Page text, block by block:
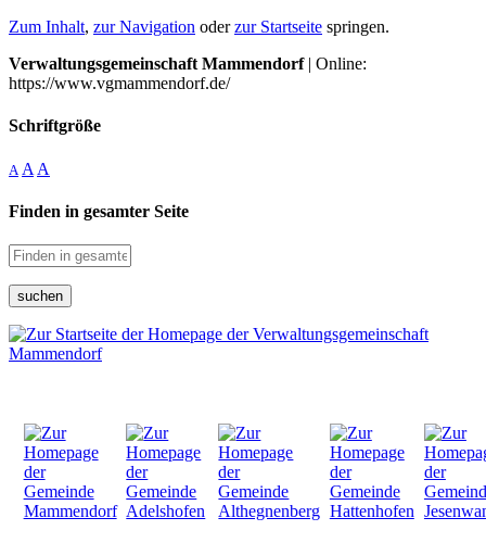
Zum Inhalt, zur Navigation oderzur Startseite springen.
Verwaltungsgemeinschaft Mammendorf| Online:
https://www.vgmammendorf.de/
Schriftgröße
A A A
Finden in gesamter Seite
suchen